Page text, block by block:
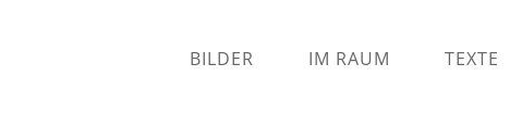
BILDER IM RAUM TEXTE